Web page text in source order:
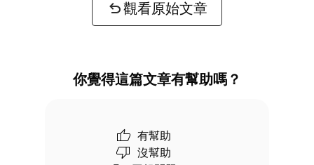
觀看原始文章
你覺得這篇文章有幫助嗎？
有幫助
沒幫助